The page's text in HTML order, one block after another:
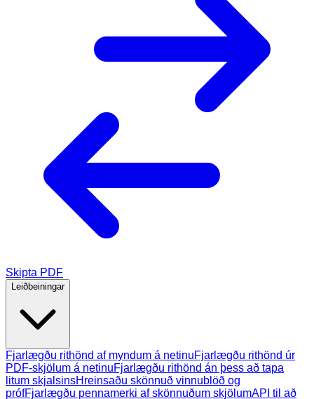
Skipta PDF
Leiðbeiningar
Fjarlægðu rithönd af myndum á netinuFjarlægðu rithönd úr
PDF-skjölum á netinuFjarlægðu rithönd án þess að tapa
litum skjalsinsHreinsaðu skönnuð vinnublöð og
prófFjarlægðu pennamerki af skönnuðum skjölumAPI til að